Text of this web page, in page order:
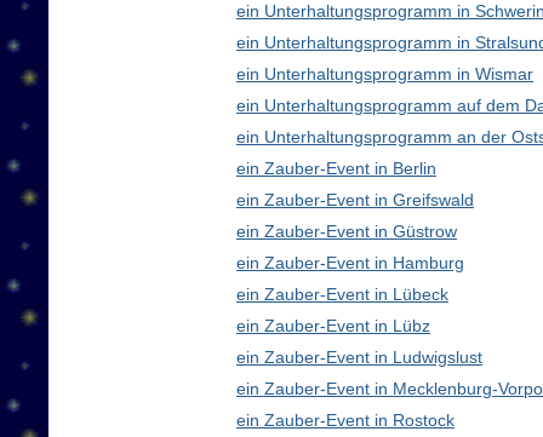
ein Unterhaltungsprogramm in
ein Unterhaltungsprogramm in
ein Unterhaltungsprogramm in Wismar
ein Unterhaltungsprogramm auf dem
ein Unterhaltungsprogramm an der
ein Zauber-Event in Berlin
ein Zauber-Event in Greifswald
ein Zauber-Event in Güstrow
ein Zauber-Event in Hamburg
ein Zauber-Event in Lübeck
ein Zauber-Event in Lübz
ein Zauber-Event in Ludwigslust
ein Zauber-Event in Mecklenburg-
ein Zauber-Event in Rostock